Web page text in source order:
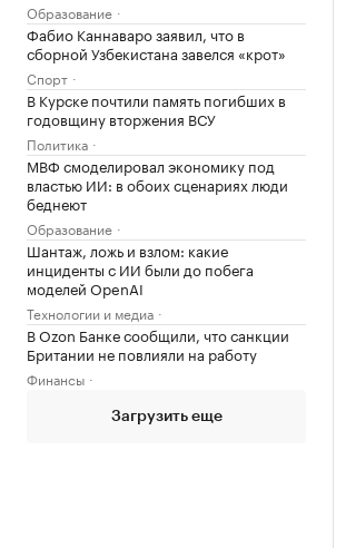
Образование
Фабио Каннаваро заявил, что в
сборной Узбекистана завелся «крот»
Спорт
В Курске почтили память погибших в
годовщину вторжения ВСУ
Политика
МВФ смоделировал экономику под
властью ИИ: в обоих сценариях люди
беднеют
Образование
Шантаж, ложь и взлом: какие
инциденты с ИИ были до побега
моделей OpenAI
Технологии и медиа
В Ozon Банке сообщили, что санкции
Британии не повлияли на работу
Финансы
Загрузить еще